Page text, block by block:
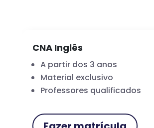
CNA Inglês
A partir dos 3 anos
Material exclusivo
Professores qualificados